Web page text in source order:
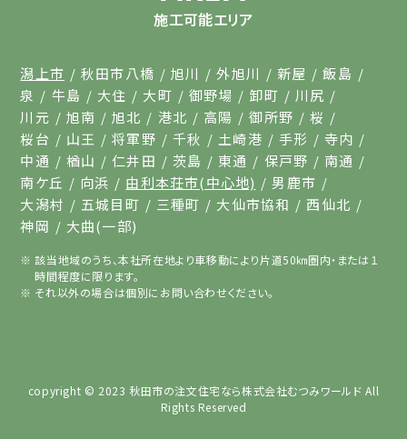
施工可能エリア
潟上市 秋田市八橋 旭川 外旭川 新屋
飯島
泉
牛島 大住 大町 御野場 卸町
川尻
川元
旭南 旭北 港北 高陽 御所野
桜
桜台
山王 将軍野 千秋 土崎港 手形
寺内
中通
楢山 仁井田 茨島 東通 保戸野
南通
南ケ丘
向浜 由利本荘市(中心地)
男鹿市
大潟村
五城目町 三種町 大仙市協和
西仙北
神岡
大曲(一部)
該当地域のうち、本社所在地より車移動により片道50㎞圏内・または１
時間程度に限ります。
それ以外の場合は個別にお問い合わせください。
copyright © 2023 秋田市の注文住宅なら株式会社むつみワールド All
Rights Reserved